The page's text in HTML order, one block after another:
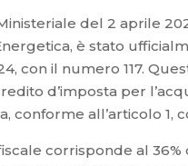
del 2 aprile
è stato
con il numero 117.
d’imposta per
conforme all’articolo 1,
fiscale corrisponde al